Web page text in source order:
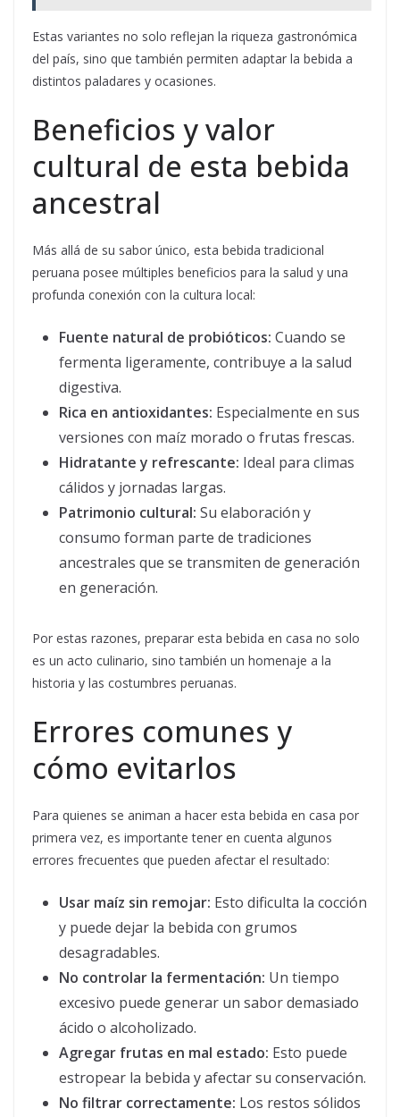
Estas variantes no solo reflejan la riqueza gastronómica
del país, sino que también permiten adaptar la bebida a
distintos paladares y ocasiones.
Beneficios y valor
cultural de esta bebida
ancestral
Más allá de su sabor único, esta bebida tradicional
peruana posee múltiples beneficios para la salud y una
profunda conexión con la cultura local:
Fuente natural de probióticos: Cuando se
fermenta ligeramente, contribuye a la salud
digestiva.
Rica en antioxidantes: Especialmente en sus
versiones con maíz morado o frutas frescas.
Hidratante y refrescante: Ideal para climas
cálidos y jornadas largas.
Patrimonio cultural: Su elaboración y
consumo forman parte de tradiciones
ancestrales que se transmiten de generación
en generación.
Por estas razones, preparar esta bebida en casa no solo
es un acto culinario, sino también un homenaje a la
historia y las costumbres peruanas.
Errores comunes y
cómo evitarlos
Para quienes se animan a hacer esta bebida en casa por
primera vez, es importante tener en cuenta algunos
errores frecuentes que pueden afectar el resultado:
Usar maíz sin remojar: Esto dificulta la cocción
y puede dejar la bebida con grumos
desagradables.
No controlar la fermentación: Un tiempo
excesivo puede generar un sabor demasiado
ácido o alcoholizado.
Agregar frutas en mal estado: Esto puede
estropear la bebida y afectar su conservación.
No filtrar correctamente: Los restos sólidos